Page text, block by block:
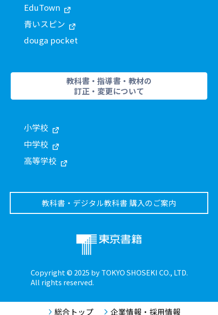
Copyright © 2025 by TOKYO SHOSEKI CO., LTD.
All rights reserved.
EduTown
青いスピン
douga pocket
教科書・指導書・教材の
訂正・変更について
小学校
中学校
高等学校
教科書・デジタル教科書 購入のご案内
総合トップ 企業情報・採用情報